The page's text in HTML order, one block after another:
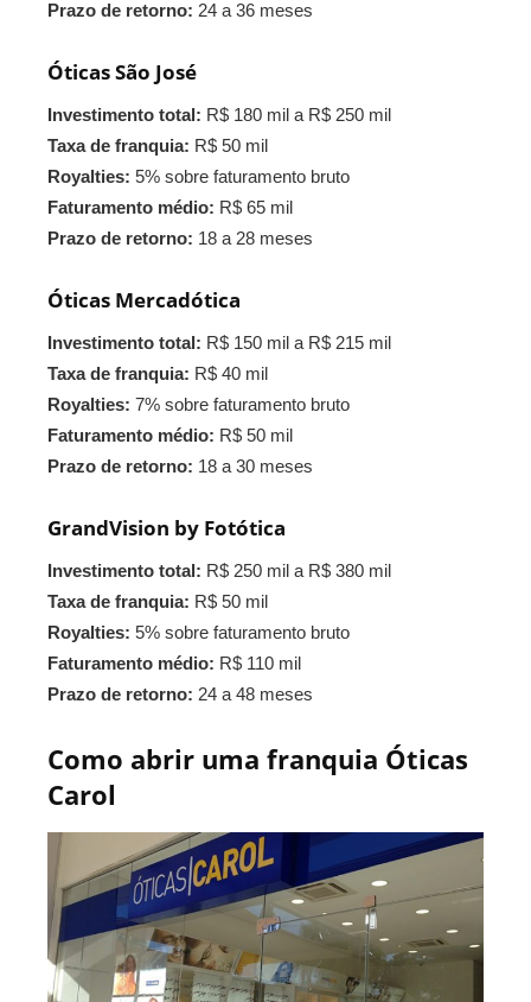
Prazo de retorno: 24 a 36 meses
Óticas São José
Investimento total: R$ 180 mil a R$ 250 mil
Taxa de franquia: R$ 50 mil
Royalties: 5% sobre faturamento bruto
Faturamento médio: R$ 65 mil
Prazo de retorno: 18 a 28 meses
Óticas Mercadótica
Investimento total: R$ 150 mil a R$ 215 mil
Taxa de franquia: R$ 40 mil
Royalties: 7% sobre faturamento bruto
Faturamento médio: R$ 50 mil
Prazo de retorno: 18 a 30 meses
GrandVision by Fotótica
Investimento total: R$ 250 mil a R$ 380 mil
Taxa de franquia: R$ 50 mil
Royalties: 5% sobre faturamento bruto
Faturamento médio: R$ 110 mil
Prazo de retorno: 24 a 48 meses
Como abrir uma franquia Óticas
Carol